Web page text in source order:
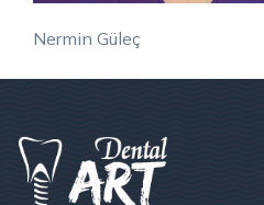
Nermin Güleç